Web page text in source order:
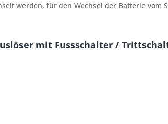
werden, für den Wechsel der Batterie vom
mit Fussschalter /